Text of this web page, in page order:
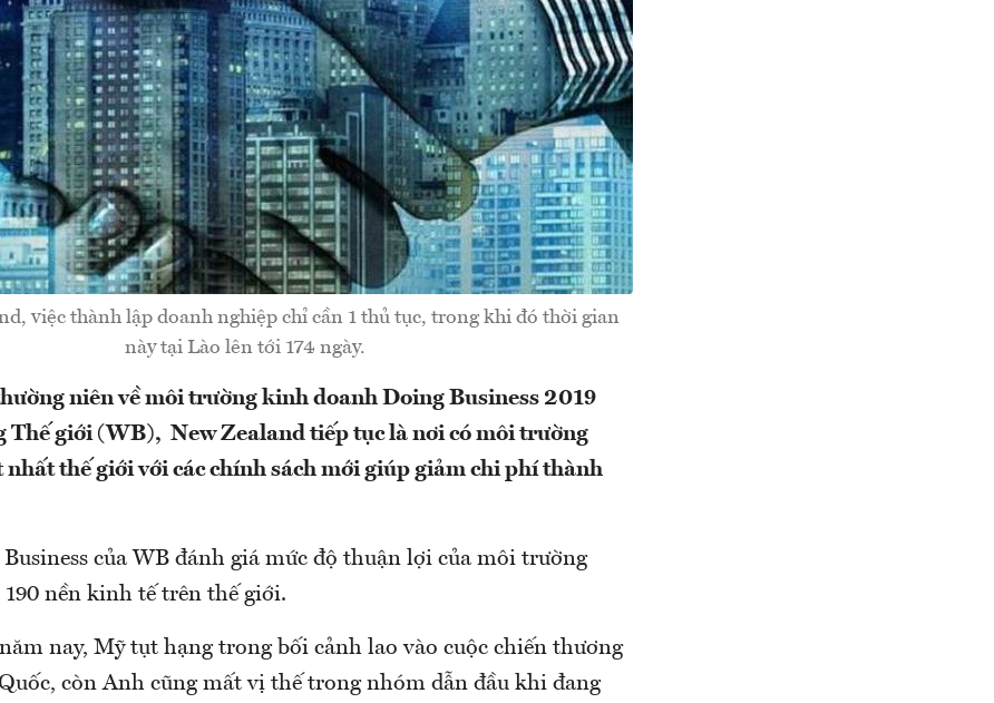
việc thành lập doanh nghiệp chỉ cần 1 thủ tục, trong khi đó thời gian
này tại Lào lên tới 174 ngày.
niên về môi trường kinh doanh Doing Business 2019
Thế giới (WB), New Zealand tiếp tục là nơi có môi trường
thế giới với các chính sách mới giúp giảm chi phí thành
của WB đánh giá mức độ thuận lợi của môi trường
nền kinh tế trên thế giới.
nay, Mỹ tụt hạng trong bối cảnh lao vào cuộc chiến thương
còn Anh cũng mất vị thế trong nhóm dẫn đầu khi đang